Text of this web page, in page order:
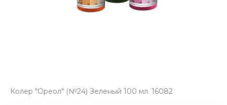
Колер "Ореол" (№24) Зеленый 100 мл. 16082